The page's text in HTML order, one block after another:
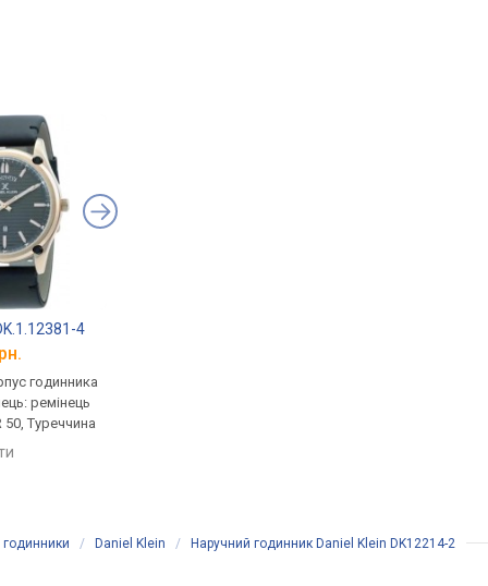
4
годинника
ремінець
50, Туреччина
годинники / Daniel Klein / Наручний годинник Daniel Klein DK12214-2